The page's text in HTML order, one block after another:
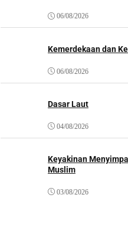
06/08/2026
Kemerdekaan dan
06/08/2026
Dasar Laut
04/08/2026
Keyakinan
Muslim
03/08/2026